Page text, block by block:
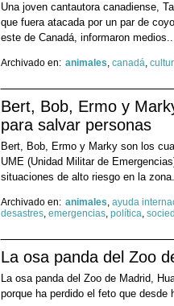
Una joven cantautora canadiense,
que fuera atacada por un par de
este de Canadá, informaron
Archivado en: animales, canadá,
Bert, Bob, Ermo y
para salvar personas
Bert, Bob, Ermo y Marky son los
UME (Unidad Militar de
situaciones de alto riesgo en la
Archivado en: animales, ayuda
desastres, emergencias, política,
La osa panda del Zoo
La osa panda del Zoo de Madrid,
porque ha perdido el feto que